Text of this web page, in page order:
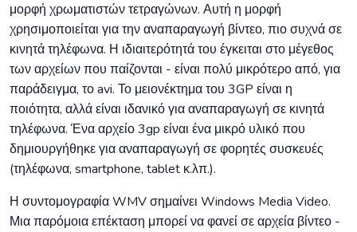
μορφή χρωματιστών τετραγώνων. Αυτή η μορφή
χρησιμοποιείται για την αναπαραγωγή βίντεο, πιο συχνά σε
κινητά τηλέφωνα. Η ιδιαιτερότητά του έγκειται στο μέγεθος
των αρχείων που παίζονται - είναι πολύ μικρότερο από, για
παράδειγμα, το avi. Το μειονέκτημα του 3GP είναι η
ποιότητα, αλλά είναι ιδανικό για αναπαραγωγή σε κινητά
τηλέφωνα. Ένα αρχείο 3gp είναι ένα μικρό υλικό που
δημιουργήθηκε για αναπαραγωγή σε φορητές συσκευές
(τηλέφωνα, smartphone, tablet κ.λπ.).
Η συντομογραφία WMV σημαίνει Windows Media Video.
Μια παρόμοια επέκταση μπορεί να φανεί σε αρχεία βίντεο -